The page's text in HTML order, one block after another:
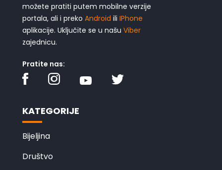
možete pratiti putem mobilne verzije
portala, ali i preko Android ili IPhone
aplikacije. Uključite se u našu Viber
zajednicu.
Pratite nas:
KATEGORIJE
Bijeljina
Društvo